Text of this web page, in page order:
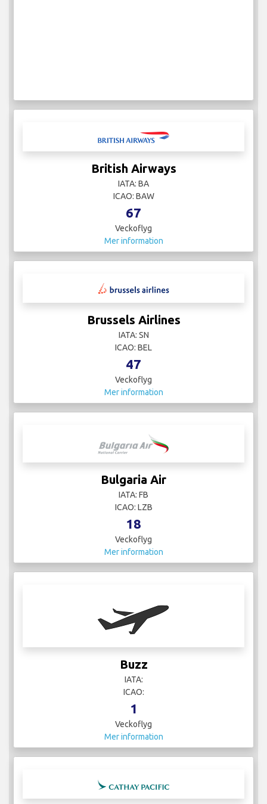
British Airways
IATA: BA
ICAO: BAW
67
Veckoflyg
Mer information
Brussels Airlines
IATA: SN
ICAO: BEL
47
Veckoflyg
Mer information
Bulgaria Air
IATA: FB
ICAO: LZB
18
Veckoflyg
Mer information
Buzz
IATA:
ICAO:
1
Veckoflyg
Mer information